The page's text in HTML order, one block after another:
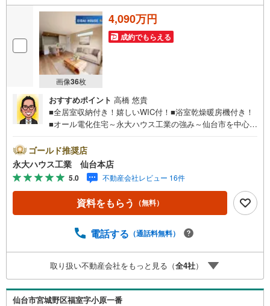
画像36枚
4,090万円
成約でもらえる
おすすめポイント 高橋 悠貴
■全居室収納付き！嬉しいWIC付！■浴室乾燥暖房機付き！
■オール電化住宅～永大ハウス工業の強み～仙台市を中心に
きく2つに分けてご紹介！1.＜豊富な不動産知識＞戸建・マ
ンション・土地...と種別を問わず不動産を取り扱っており
ます。更に教育施設や商業施設、子育て環境や行政などの
地域情報を総合し、お客様により良い物件選びをして頂け
るよう、しっかりとサポートさせて頂きます。2.＜経験豊
富なスタッフ＞当社では【購入】【売却】【引っ越し】
ん、ご購入時に気になる住宅ローン各種税金についても、
スも完備！お子様連れのご家族様で是非お越しください。
営業時間:10:00～18:00（定休日火・水曜日※店舗により変
動あり）現地のご案内も可能ですので、どうぞお気軽にお
問い合わせください！
ゴールド推奨店
永大ハウス工業 仙台本店
5.0 不動産会社レビュー 16件
資料をもらう （無料）
電話する （通話料無料）
取り扱い不動産会社をもっと見る（全4社）
仙台市宮城野区福室字小原一番